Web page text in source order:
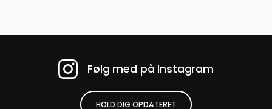
Følg med på Instagram
HOLD DIG OPDATERET